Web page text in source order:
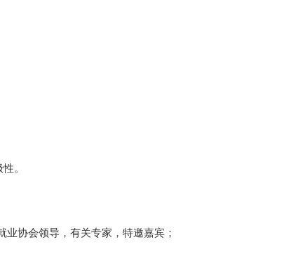
。
协会领导，有关专家，特邀嘉宾；